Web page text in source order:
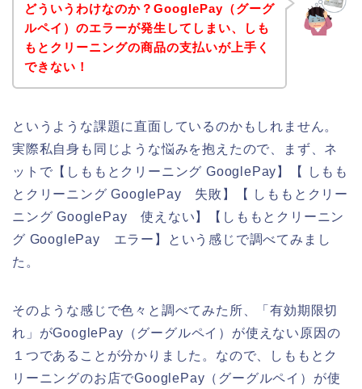
どういうわけなのか？GooglePay（グーグ
ルペイ）のエラーが発生してしまい、しも
もとクリーニングの商品の支払いが上手く
できない！
というような課題に直面しているのかもしれません。
実際私自身も同じような悩みを抱えたので、まず、ネ
ットで【しももとクリーニング GooglePay】【 しもも
とクリーニング GooglePay 失敗】【 しももとクリー
ニング GooglePay 使えない】【しももとクリーニン
グ GooglePay エラー】という感じで調べてみまし
た。
そのような感じで色々と調べてみた所、「有効期限切
れ」がGooglePay（グーグルペイ）が使えない原因の
１つであることが分かりました。なので、しももとク
リーニングのお店でGooglePay（グーグルペイ）が使